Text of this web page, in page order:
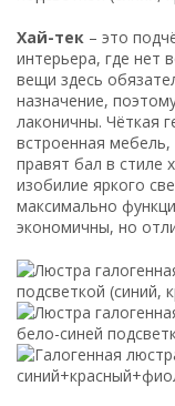
Хай-тек – это
интерьера, где нет
вещи здесь
назначение,
лаконичны. Чёткая
встроенная
правят бал в стиле
изобилие яркого
максимально
экономичны, но